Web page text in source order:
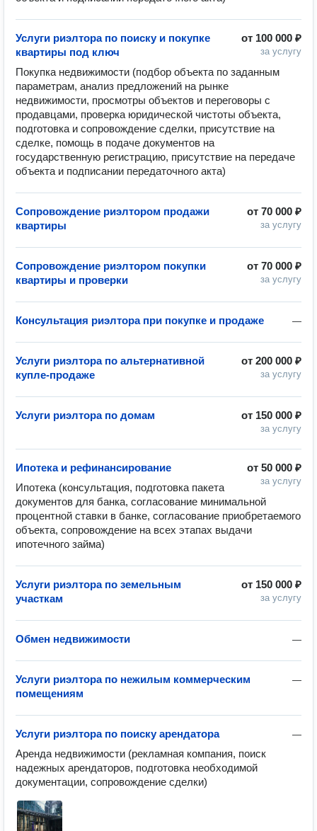
от 100 000 ₽
за услугу
Услуги риэлтора по поиску и покупке
квартиры под ключ
Покупка недвижимости (подбор объекта по заданным
параметрам, анализ предложений на рынке
недвижимости, просмотры объектов и переговоры с
продавцами, проверка юридической чистоты объекта,
подготовка и сопровождение сделки, присутствие на
сделке, помощь в подаче документов на
государственную регистрацию, присутствие на передаче
объекта и подписании передаточного акта)
от 70 000 ₽
за услугу
Сопровождение риэлтором продажи
квартиры
от 70 000 ₽
за услугу
Сопровождение риэлтором покупки
квартиры и проверки
—
Консультация риэлтора при покупке и продаже
от 200 000 ₽
за услугу
Услуги риэлтора по альтернативной
купле-продаже
от 150 000 ₽
за услугу
Услуги риэлтора по домам
от 50 000 ₽
за услугу
Ипотека и рефинансирование
Ипотека (консультация, подготовка пакета
документов для банка, согласование минимальной
процентной ставки в банке, согласование приобретаемого
объекта, сопровождение на всех этапах выдачи
ипотечного займа)
от 150 000 ₽
за услугу
Услуги риэлтора по земельным
участкам
—
Обмен недвижимости
—
Услуги риэлтора по нежилым коммерческим
помещениям
—
Услуги риэлтора по поиску арендатора
Аренда недвижимости (рекламная компания, поиск
надежных арендаторов, подготовка необходимой
документации, сопровождение сделки)